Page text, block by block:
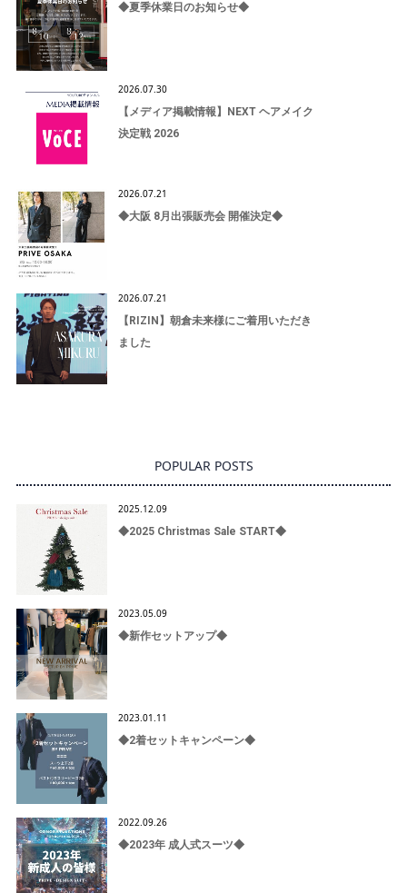
◆夏季休業日のお知らせ◆
2026.07.30
【メディア掲載情報】NEXT ヘアメイク
決定戦 2026
2026.07.21
◆大阪 8月出張販売会 開催決定◆
2026.07.21
【RIZIN】朝倉未来様にご着用いただき
ました
POPULAR POSTS
2025.12.09
◆2025 Christmas Sale START◆
2023.05.09
◆新作セットアップ◆
2023.01.11
◆2着セットキャンペーン◆
2022.09.26
◆2023年 成人式スーツ◆